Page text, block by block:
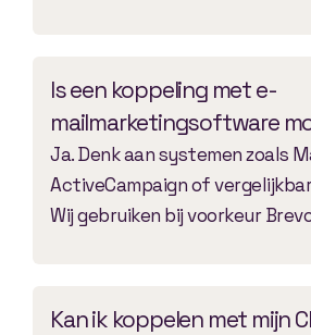
Is een koppeling met e-
mailmarketingsoftware
Ja. Denk aan systemen zoals
ActiveCampaign of
Wij gebruiken bij voorkeur
Kan ik koppelen met mijn